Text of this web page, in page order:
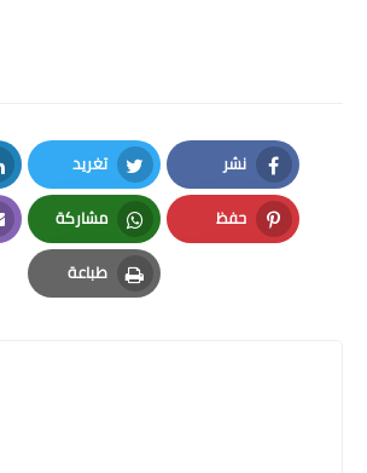
نشر
Facebook
تغريد
Twitter
حفظ
Pinterest
مشاركة
Whatsapp
طباعة
Print